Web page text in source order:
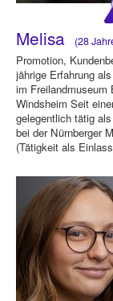
Melisa (28
Promotion,
jährige Erfahrung
im Freilandmuseum
Windsheim Seit
gelegentlich tätig
bei der Nürnberger
(Tätigkeit als